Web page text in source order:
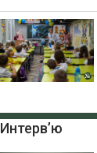
Интерв’ю